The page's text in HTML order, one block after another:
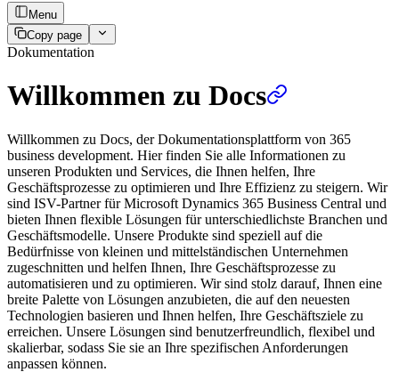
Menu
Copy page
Dokumentation
Willkommen zu Docs
Willkommen zu Docs, der Dokumentationsplattform von 365
business development. Hier finden Sie alle Informationen zu
unseren Produkten und Services, die Ihnen helfen, Ihre
Geschäftsprozesse zu optimieren und Ihre Effizienz zu steigern. Wir
sind ISV-Partner für Microsoft Dynamics 365 Business Central und
bieten Ihnen flexible Lösungen für unterschiedlichste Branchen und
Geschäftsmodelle. Unsere Produkte sind speziell auf die
Bedürfnisse von kleinen und mittelständischen Unternehmen
zugeschnitten und helfen Ihnen, Ihre Geschäftsprozesse zu
automatisieren und zu optimieren. Wir sind stolz darauf, Ihnen eine
breite Palette von Lösungen anzubieten, die auf den neuesten
Technologien basieren und Ihnen helfen, Ihre Geschäftsziele zu
erreichen. Unsere Lösungen sind benutzerfreundlich, flexibel und
skalierbar, sodass Sie sie an Ihre spezifischen Anforderungen
anpassen können.